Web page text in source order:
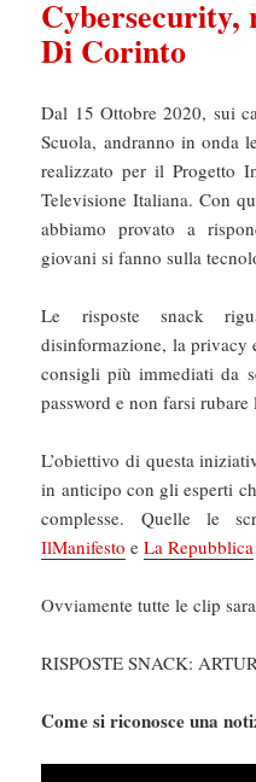
Di Corinto
Dal 15 Ottobre 2020, sui
Scuola, andranno in onda
realizzato per il Progetto
Televisione Italiana. Con
abbiamo provato a
giovani si fanno sulla
Le risposte snack
disinformazione, la privacy
consigli più immediati da
password e non farsi
L’obiettivo di questa
in anticipo con gli esperti
complesse. Quelle le
IlManifesto eLa Repubblica
Ovviamente tutte le clip
RISPOSTE SNACK:
Come si riconosce una